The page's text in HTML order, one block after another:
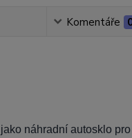
Komentáře
náhradní autosklo